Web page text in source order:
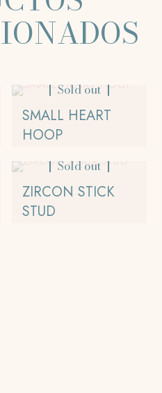
Sold out
SMALL HEART
HOOP
Sold out
ZIRCON STICK
STUD